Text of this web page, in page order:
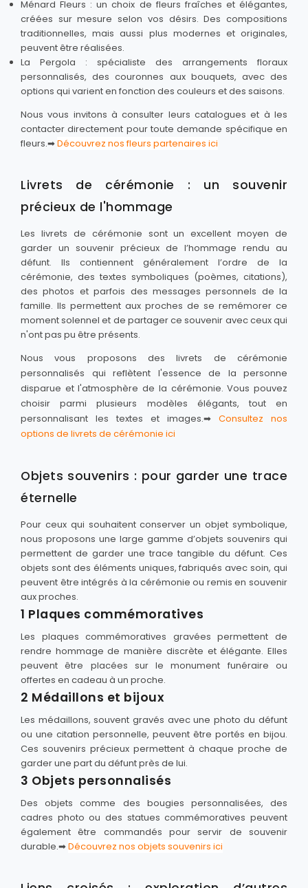
Ménard Fleurs : un choix de fleurs fraîches et élégantes,
créées sur mesure selon vos désirs. Des compositions
traditionnelles, mais aussi plus modernes et originales,
peuvent être réalisées.
La Pergola : spécialiste des arrangements floraux
personnalisés, des couronnes aux bouquets, avec des
options qui varient en fonction des couleurs et des saisons.
Nous vous invitons à consulter leurs catalogues et à les
contacter directement pour toute demande spécifique en
fleurs.➡Découvrez nos fleurs partenaires ici
Livrets de cérémonie : un souvenir
précieux de l'hommage
Les livrets de cérémonie sont un excellent moyen de
garder un souvenir précieux de l’hommage rendu au
défunt. Ils contiennent généralement l’ordre de la
cérémonie, des textes symboliques (poèmes, citations),
des photos et parfois des messages personnels de la
famille. Ils permettent aux proches de se remémorer ce
moment solennel et de partager ce souvenir avec ceux qui
n'ont pas pu être présents.
Nous vous proposons des livrets de cérémonie
personnalisés qui reflètent l'essence de la personne
disparue et l'atmosphère de la cérémonie. Vous pouvez
choisir parmi plusieurs modèles élégants, tout en
personnalisant les textes et images.➡ Consultez nos
options de livrets de cérémonie ici
Objets souvenirs : pour garder une trace
éternelle
Pour ceux qui souhaitent conserver un objet symbolique,
nous proposons une large gamme d’objets souvenirs qui
permettent de garder une trace tangible du défunt. Ces
objets sont des éléments uniques, fabriqués avec soin, qui
peuvent être intégrés à la cérémonie ou remis en souvenir
aux proches.
1 Plaques commémoratives
Les plaques commémoratives gravées permettent de
rendre hommage de manière discrète et élégante. Elles
peuvent être placées sur le monument funéraire ou
offertes en cadeau à un proche.
2 Médaillons et bijoux
Les médaillons, souvent gravés avec une photo du défunt
ou une citation personnelle, peuvent être portés en bijou.
Ces souvenirs précieux permettent à chaque proche de
garder une part du défunt près de lui.
3 Objets personnalisés
Des objets comme des bougies personnalisées, des
cadres photo ou des statues commémoratives peuvent
également être commandés pour servir de souvenir
durable.➡Découvrez nos objets souvenirs ici